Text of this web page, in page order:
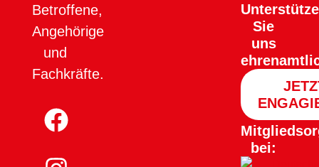
Betroffene,
Angehörige
und
Fachkräfte.
Sie
uns
bei: